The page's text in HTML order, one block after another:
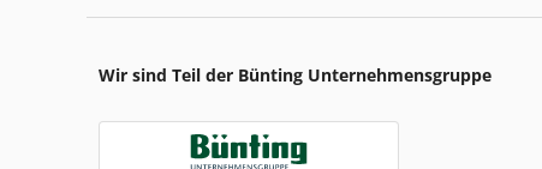
Wir sind Teil der Bünting Unternehmensgruppe